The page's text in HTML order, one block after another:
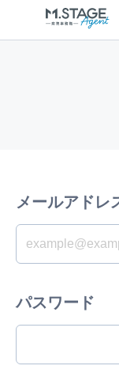
メールアドレ
パスワード